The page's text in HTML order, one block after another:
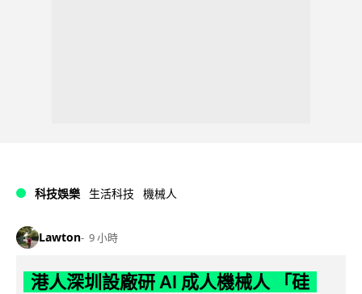
科技娛樂 生活科技 機械人
Lawton 9 小時
港人深圳設廠研 AI 成人機械人 「硅